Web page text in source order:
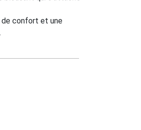
de confort et une